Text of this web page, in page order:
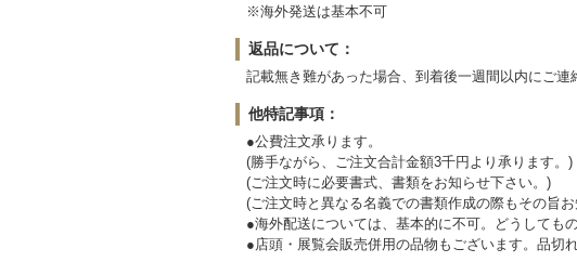
※海外発送は基本不可
返品について：
記載無き難があった場合、到着後一週間以内にご連
他特記事項：
●公費注文承ります。
(勝手ながら、ご注文合計金額3千円より承ります。)
(ご注文時に必要書式、書類をお知らせ下さい。)
(ご注文時と異なる名義での書類作成の際もその旨
●海外配送については、基本的に不可。どうしても
●店頭・展覧会販売併用の品物もございます。品切